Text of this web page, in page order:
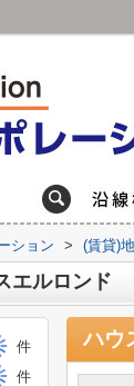
ション > (賃貸)
エルロンド
ハウ
件
件